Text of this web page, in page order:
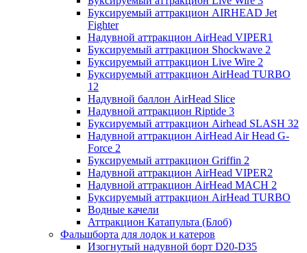
Буксируемый аттракцион AIRHEAD Jet
Fighter
Надувной аттракцион AirHead VIPER1
Буксируемый аттракцион Shockwave 2
Буксируемый аттракцион Live Wire 2
Буксируемый аттракцион AirHead TURBO
12
Надувной баллон AirHead Slice
Надувной аттракцион Riptide 3
Буксируемый аттракцион Airhead SLASH 32
Надувной аттракцион AirHead Air Head G-
Force 2
Буксируемый аттракцион Griffin 2
Надувной аттракцион AirHead VIPER2
Надувной аттракцион AirHead MACH 2
Буксируемый аттракцион AirHead TURBO
Водные качели
Аттракцион Катапульта (Блоб)
Фальшборта для лодок и катеров
Изогнутый надувной борт D20-D35